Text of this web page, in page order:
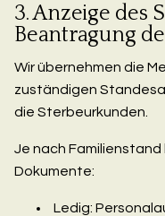
3. Anzeige des
Beantragung
Wir übernehmen die
zuständigen
die Sterbeurkunden.
Je nach
Dokumente:
Ledig: